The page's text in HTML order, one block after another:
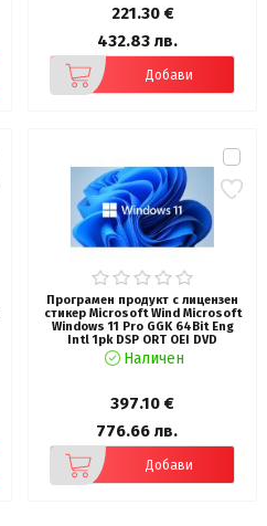
221.30 €
432.83 лв.
Добави
Програмен продукт с лицензен
стикер Microsoft Wind Microsoft
Windows 11 Pro GGK 64Bit Eng
Intl 1pk DSP ORT OEI DVD
Наличен
397.10 €
776.66 лв.
Добави